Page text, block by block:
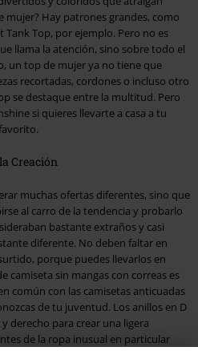
mujer? Hay patrones grandes, como
Top, por ejemplo. Pero no es
llama la atención, sino sobre todo el
un top de mujer ya no tiene que
recortadas, cordones o incluso otro
se destaque entre la multitud. Pero
si quieres llevarte a casa a tu
Creación
muchas ofertas diferentes, sino que
al carro de la tendencia y probarlo
bastante extraños y casi
diferente. No deben faltar en
porque puedes llevarlos en
camiseta sin mangas con correas es
común con las camisetas anticuadas
de tu juventud. Los anillos en D
derecho para crear una ligera
de la ropa inusual en particular